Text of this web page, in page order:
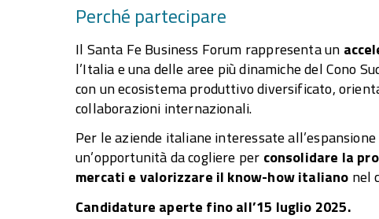
Perché partecipare
Il Santa Fe Business Forum rappresenta un
l’Italia e una delle aree più dinamiche del Cono
con un ecosistema produttivo diversificato,
collaborazioni internazionali.
Per le aziende italiane interessate
un’opportunità da cogliere per consolidare la
mercati e valorizzare il know-how italiano nel
Candidature aperte fino all’15 luglio 2025.